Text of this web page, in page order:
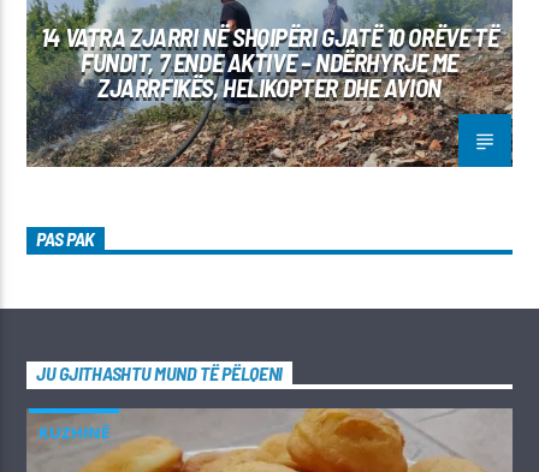
14 VATRA ZJARRI NË SHQIPËRI GJATË 10 ORËVE TË
FUNDIT, 7 ENDE AKTIVE – NDËRHYRJE ME
ZJARRFIKËS, HELIKOPTER DHE AVION
PAS PAK
JU GJITHASHTU MUND TË PËLQENI
KUZHINË